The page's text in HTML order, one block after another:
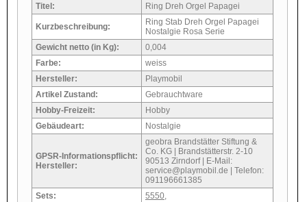
Titel:
Ring Dreh Orgel Papagei
Kurzbeschreibung:
Ring Stab Dreh Orgel Papagei
Nostalgie Rosa Serie
Gewicht netto (in Kg):
0,004
Farbe:
weiss
Hersteller:
Playmobil
Artikel Zustand:
Gebrauchtware
Hobby-Freizeit:
Hobby
Gebäudeart:
Nostalgie
GPSR-Informationspflicht:
Hersteller:
geobra Brandstätter Stiftung &
Co. KG | Brandstätterstr. 2-10
90513 Zirndorf | E-Mail:
service@playmobil.de | Telefon:
091196661385
Sets:
5550